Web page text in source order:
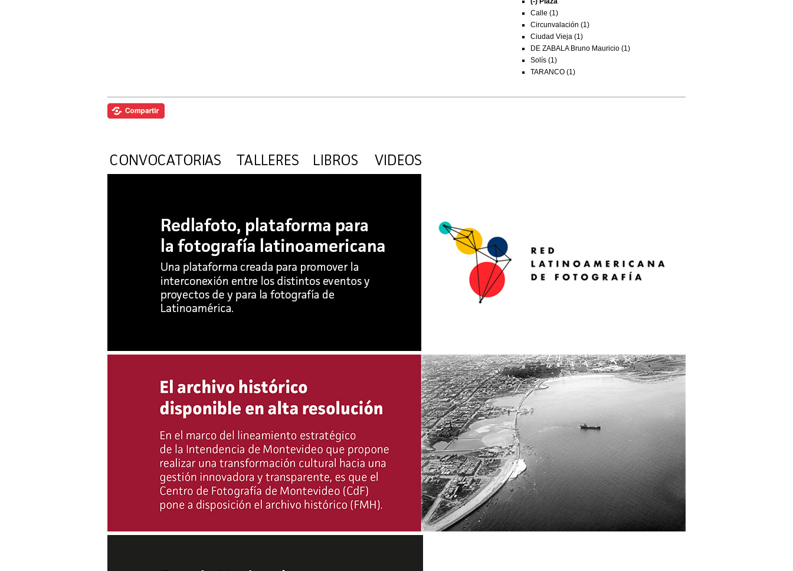
Calle (1)
Circunvalación (1)
Ciudad Vieja (1)
DE ZABALA Bruno Mauricio (1)
Solís (1)
TARANCO (1)